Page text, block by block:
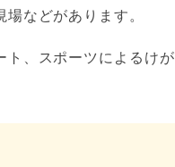
などがあります。
、スポーツによるけ